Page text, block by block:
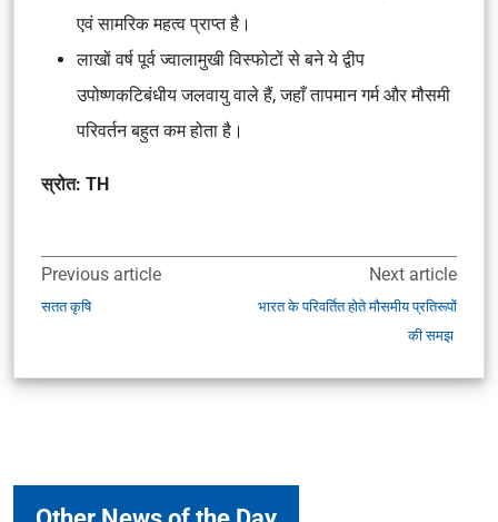
एवं सामरिक महत्व प्राप्त है।
लाखों वर्ष पूर्व ज्वालामुखी विस्फोटों से बने ये द्वीप
उपोष्णकटिबंधीय जलवायु वाले हैं, जहाँ तापमान गर्म और मौसमी
परिवर्तन बहुत कम होता है।
स्रोत: TH
Previous article
सतत कृषि
Next article
भारत के परिवर्तित होते मौसमीय प्रतिरूपों
की समझ